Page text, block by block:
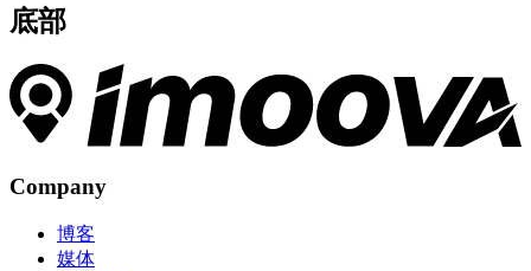
底部
Company
博客
媒体